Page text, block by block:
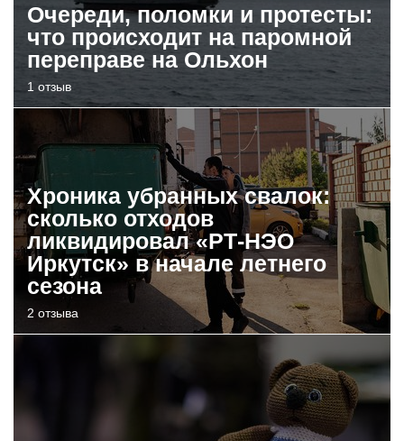
Очереди, поломки и протесты:
что происходит на паромной
переправе на Ольхон
1 отзыв
Хроника убранных свалок:
сколько отходов
ликвидировал «РТ-НЭО
Иркутск» в начале летнего
сезона
2 отзыва